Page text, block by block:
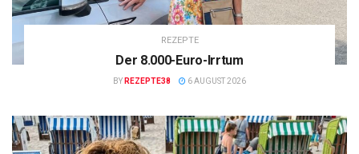
REZEPTE
Der 8.000-Euro-Irrtum
BY REZEPTE38 6 AUGUST 2026